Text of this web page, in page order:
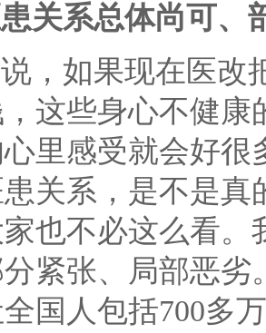
关系总体尚可、
，如果现在医改
这些身心不健
心里感受就会好
关系，是不是
也不必这么看
紧张、局部恶
国人包括700多